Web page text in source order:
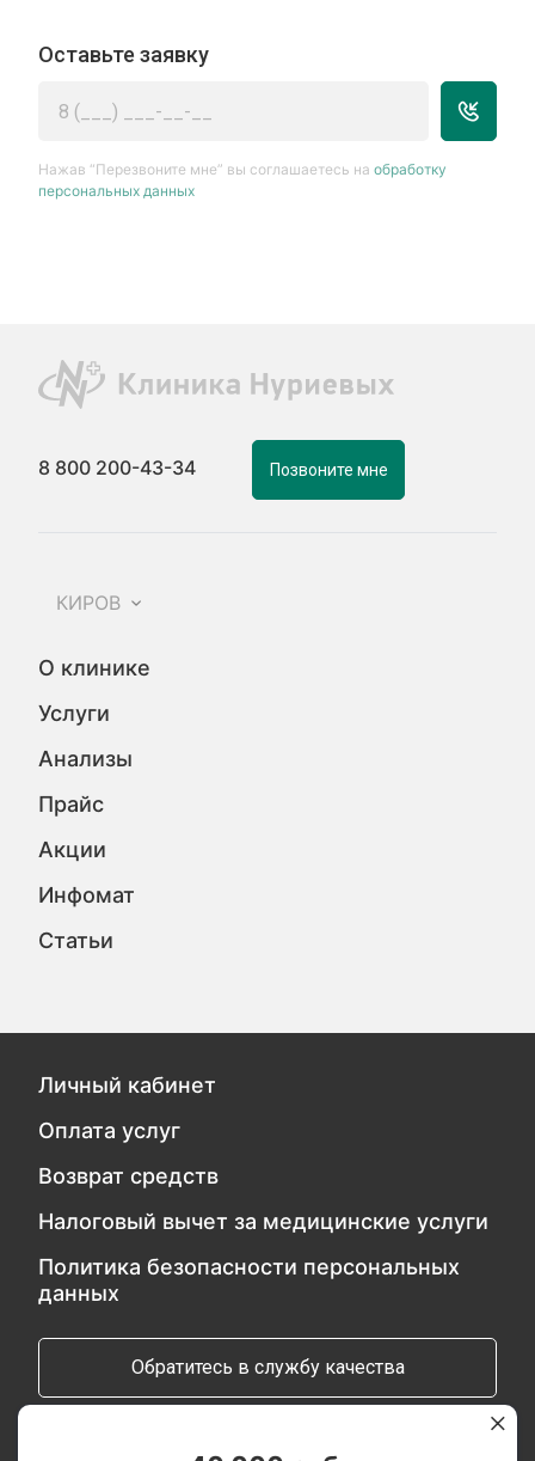
Оставьте заявку
Нажав “Перезвоните мне” вы соглашаетесь наобработку
персональных данных
8 800 200-43-34 Позвоните мне
КИРОВ
О клинике
Услуги
Анализы
Прайс
Акции
Инфомат
Статьи
Личный кабинет
Оплата услуг
Возврат средств
Налоговый вычет за медицинские услуги
Политика безопасности персональных
данных
Обратитесь в службу качества